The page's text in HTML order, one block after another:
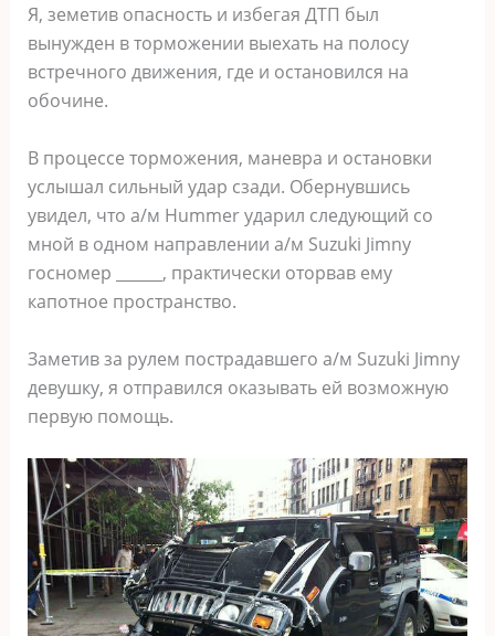
Я, земетив опасность и избегая ДТП был
вынужден в торможении выехать на полосу
встречного движения, где и остановился на
обочине.
В процессе торможения, маневра и остановки
услышал сильный удар сзади. Обернувшись
увидел, что а/м Hummer ударил следующий со
мной в одном направлении а/м Suzuki Jimny
госномер ______, практически оторвав ему
капотное пространство.
Заметив за рулем пострадавшего а/м Suzuki Jimny
девушку, я отправился оказывать ей возможную
первую помощь.